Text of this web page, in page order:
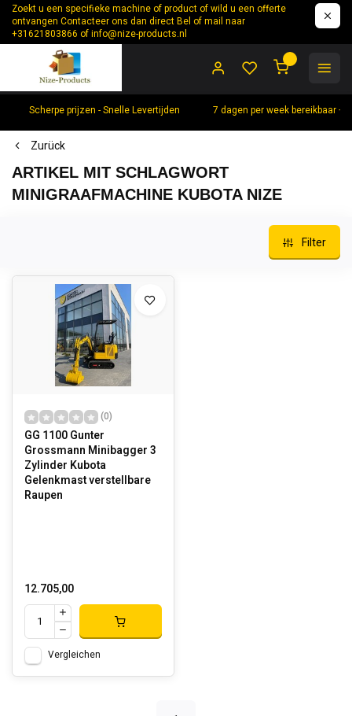
Zoekt u een specifieke machine of product of wild u een offerte
ontvangen Contacteer ons dan direct Bel of mail naar
+31621803866 ofinfo@nize-products.nl
Scherpe prijzen - Snelle Levertijden 7 dagen per week bereikbaar
Zurück
ARTIKEL MIT SCHLAGWORT
MINIGRAAFMACHINE KUBOTA NIZE
Filter
(0)
GG 1100 Gunter
Grossmann Minibagger 3
Zylinder Kubota
Gelenkmast verstellbare
Raupen
12.705,00
Vergleichen